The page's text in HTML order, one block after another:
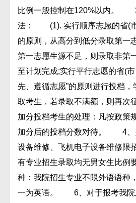
比例一般控制在120%以内。
法： (1). 实行顺序志愿的省(
的原则，从高分到低分录取第一
第一志愿生源不足，则录取非第
至计划完成;实行平行志愿的省(
先、遵循志愿”的原则进行投档
取考生，若录取不满额，则再
加分投档考生的处理：凡按政策
加分后的投档分数对待。 4、
设备维修、飞机电子设备维修限
有专业招生录取均无男女生比
种：我院招生专业不限外语语种
一为英语。 6、对于报考我院